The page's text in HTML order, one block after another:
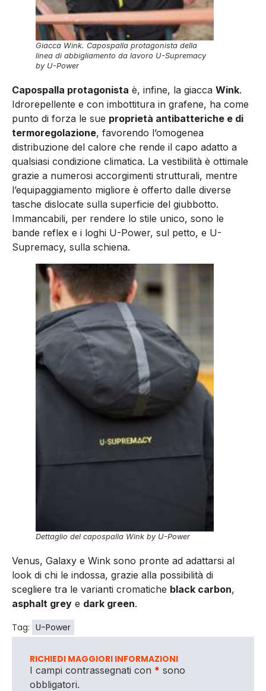
Giacca Wink. Capospalla protagonista della
linea di abbigliamento da lavoro U-Supremacy
by U-Power
Capospalla protagonista è, infine, la giacca Wink.
Idrorepellente e con imbottitura in grafene, ha come
punto di forza le sue proprietà antibatteriche e di
termoregolazione, favorendo l’omogenea
distribuzione del calore che rende il capo adatto a
qualsiasi condizione climatica. La vestibilità è ottimale
grazie a numerosi accorgimenti strutturali, mentre
l’equipaggiamento migliore è offerto dalle diverse
tasche dislocate sulla superficie del giubbotto.
Immancabili, per rendere lo stile unico, sono le
bande reflex e i loghi U-Power, sul petto, e U-
Supremacy, sulla schiena.
Dettaglio del capospalla Wink by U-Power
Venus, Galaxy e Wink sono pronte ad adattarsi al
look di chi le indossa, grazie alla possibilità di
scegliere tra le varianti cromatiche black carbon,
asphalt grey e dark green.
Tag: U-Power
RICHIEDI MAGGIORI INFORMAZIONI
I campi contrassegnati con * sono
obbligatori.